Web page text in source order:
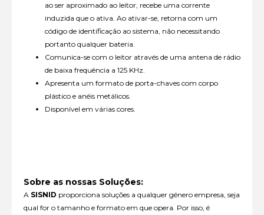
ao ser aproximado ao leitor, recebe uma corrente
induzida que o ativa. Ao ativar-se, retorna com um
código de identificação ao sistema, não necessitando
portanto qualquer bateria.
Comunica-se com o leitor através de uma antena de rádio
de baixa frequência a 125 KHz.
Apresenta um formato de porta-chaves com corpo
plástico e anéis metálicos.
Disponível em várias cores.
Sobre as nossas Soluções:
A SISNID proporciona soluções a qualquer género empresa, seja
qual for o tamanho e formato em que opera. Por isso, é